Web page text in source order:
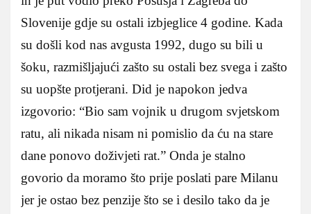
Slovenije gdje su ostali izbjeglice 4 godine. Kada
su došli kod nas avgusta 1992, dugo su bili u
šoku, razmišljajući zašto su ostali bez svega i zašto
su uopšte protjerani. Did je napokon jedva
izgovorio: “Bio sam vojnik u drugom svjetskom
ratu, ali nikada nisam ni pomislio da ću na stare
dane ponovo doživjeti rat.” Onda je stalno
govorio da moramo što prije poslati pare Milanu
jer je ostao bez penzije što se i desilo tako da je